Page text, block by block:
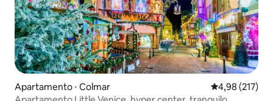
Apartamento ⋅ Colmar 4,98 de uma
4,98 (217)